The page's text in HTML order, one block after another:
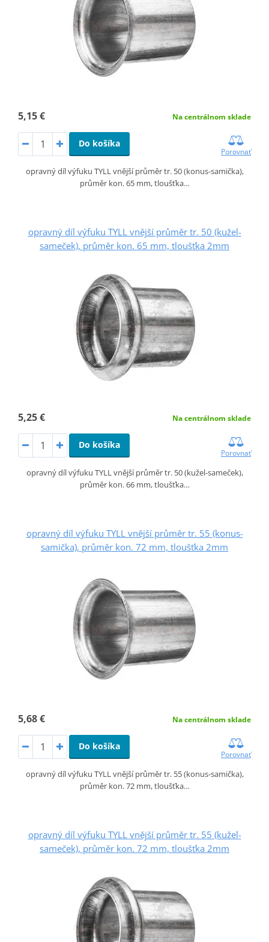
5,15 € Na centrálnom sklade
Do košíka
Porovnať
opravný díl výfuku TYLL vnější průměr tr. 50 (konus-samička),
průměr kon. 65 mm, tloušťka…
opravný díl výfuku TYLL vnější průměr tr. 50 (kužel-
sameček), průměr kon. 65 mm, tloušťka 2mm
5,25 € Na centrálnom sklade
Do košíka
Porovnať
opravný díl výfuku TYLL vnější průměr tr. 50 (kužel-sameček),
průměr kon. 66 mm, tloušťka…
opravný díl výfuku TYLL vnější průměr tr. 55 (konus-
samička), průměr kon. 72 mm, tloušťka 2mm
5,68 € Na centrálnom sklade
Do košíka
Porovnať
opravný díl výfuku TYLL vnější průměr tr. 55 (konus-samička),
průměr kon. 72 mm, tloušťka…
opravný díl výfuku TYLL vnější průměr tr. 55 (kužel-
sameček), průměr kon. 72 mm, tloušťka 2mm